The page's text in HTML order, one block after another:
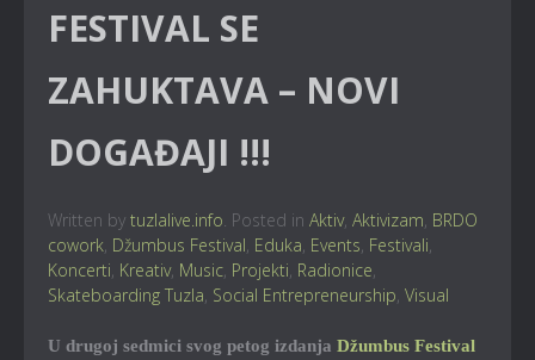
FESTIVAL SE
ZAHUKTAVA – NOVI
DOGAĐAJI !!!
Written by tuzlalive.info. Posted in Aktiv, Aktivizam, BRDO
cowork, Džumbus Festival, Eduka, Events, Festivali,
Koncerti, Kreativ, Music, Projekti, Radionice,
Skateboarding Tuzla, Social Entrepreneurship, Visual
U drugoj sedmici svog petog izdanja Džumbus Festival